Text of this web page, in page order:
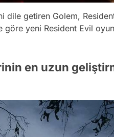
dile getiren Golem,
yeni Resident Evil
en uzun